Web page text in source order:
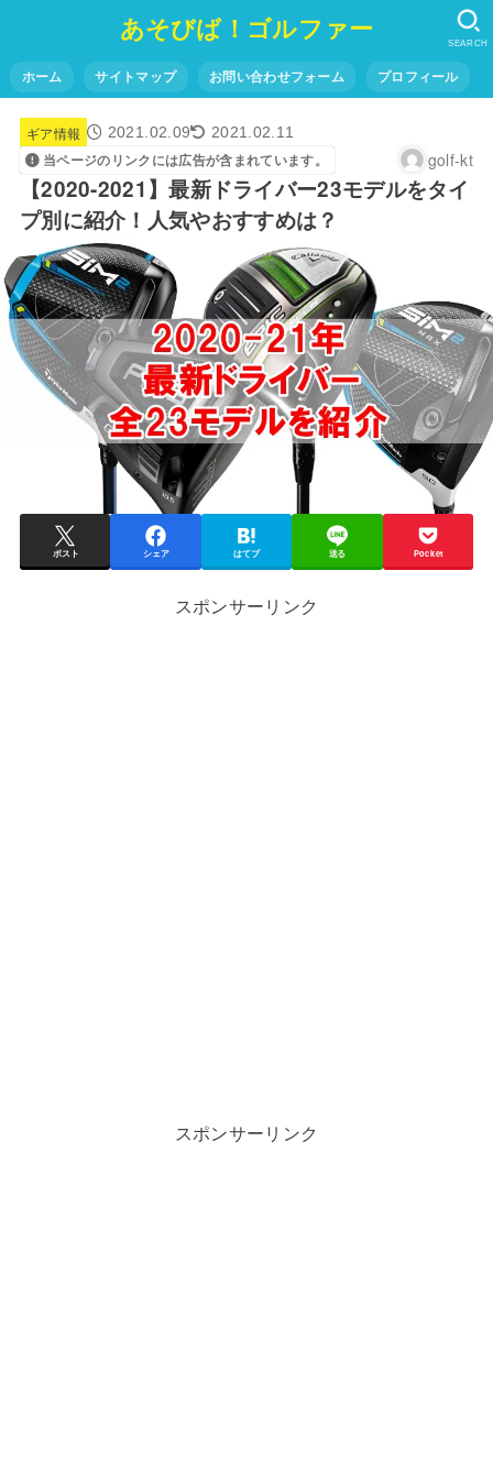
あそびば！ゴルファー
ホーム サイトマップ お問い合わせフォーム プロフィール
SEARCH
ギア情報 2021.02.09 2021.02.11
当ページのリンクには広告が含まれています。 golf-kt
【2020-2021】最新ドライバー23モデルをタイ
プ別に紹介！人気やおすすめは？
ポスト シェア はてブ 送る Pocket
スポンサーリンク
スポンサーリンク